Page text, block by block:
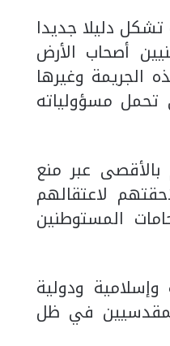
تشكل دليلا جديدا
أصحاب الأرض
الجريمة وغيرها
تحمل مسؤولياته
بالأقصى عبر منع
لاعتقالهم
المستوطنين
ودولية
في ظل